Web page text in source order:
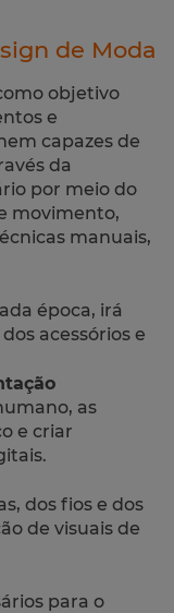
de Moda
objetivo
e
capazes de
da
por meio do
movimento,
manuais,
época, irá
acessórios e
as
e criar
dos fios e dos
de visuais de
para o